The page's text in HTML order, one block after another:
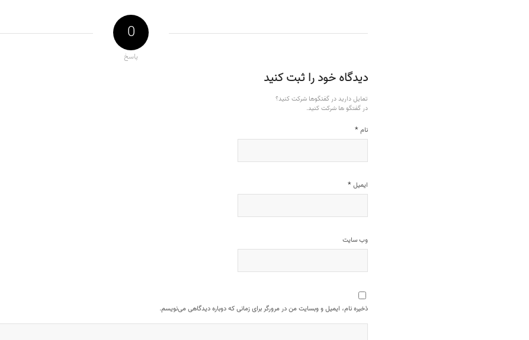
0
پاسخ
دیدگاه خود را ثبت کنید
تمایل دارید در گفتگوها شرکت کنید؟
در گفتگو ها شرکت کنید.
نام *
ایمیل *
وب‌ سایت
ذخیره نام، ایمیل و وبسایت من در مرورگر برای زمانی که دوباره دیدگاهی می‌نویسم.